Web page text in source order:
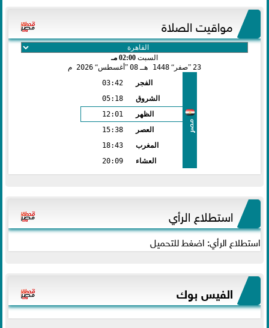
مواقيت الصلاة
السبت 02:00 مـ
23 صفر 1448 هـ 08 أغسطس 2026 م
مصر
الفجر
03:42
الشروق
05:18
الظهر
12:01
العصر
15:38
المغرب
18:43
العشاء
20:09
استطلاع الرأي
استطلاع الرأي: اضغط للتحميل
الفيس بوك